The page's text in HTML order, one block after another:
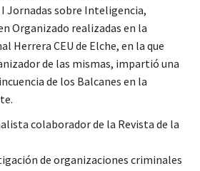
Jornadas sobre Inteligencia,
Organizado realizadas en la
Herrera CEU de Elche, en la que
de las mismas, impartió una
de los Balcanes en la
colaborador de la Revista de la
de organizaciones criminales